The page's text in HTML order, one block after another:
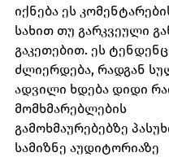
იქნება ეს
სახით თუ გარკვეული
გაკეთებით. ეს
ძლიერდება, რადგან
ადვილი ხდება დიდი
მომხმარებლების
გამოხმაურებებზე
სამიზნე აუდიტორიაზე